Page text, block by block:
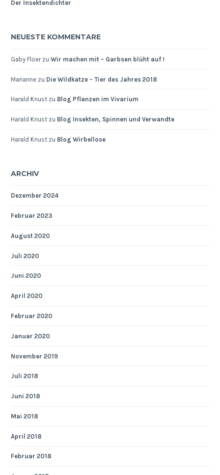
Der Insektendichter
NEUESTE KOMMENTARE
Gaby FloerzuWir machen mit – Garbsen blüht auf !
Marianne zu Die Wildkatze – Tier des Jahres 2018
Harald Knust zu Blog Pflanzen im Vivarium
Harald Knust zu Blog Insekten, Spinnen und Verwandte
Harald Knust zu Blog Wirbellose
ARCHIV
Dezember 2024
Februar 2023
August 2020
Juli 2020
Juni 2020
April 2020
Februar 2020
Januar 2020
November 2019
Juli 2018
Juni 2018
Mai 2018
April 2018
Februar 2018